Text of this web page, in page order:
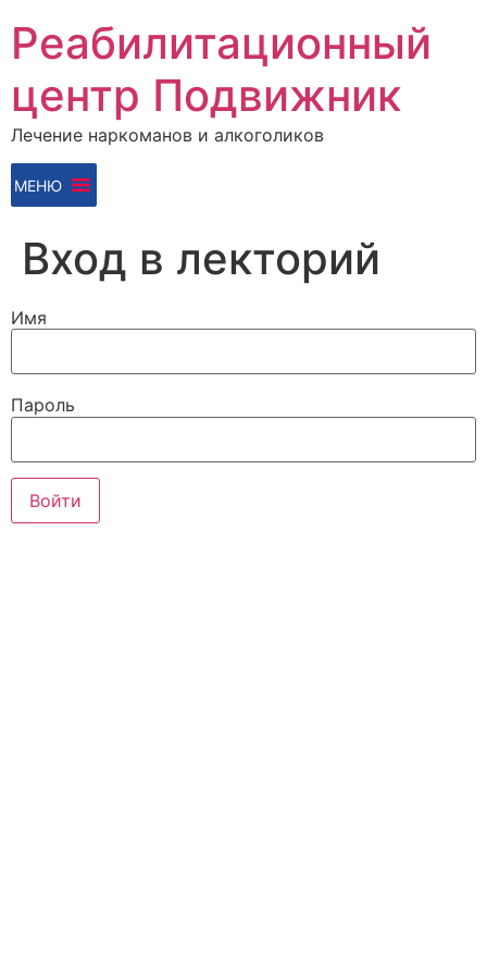
содержимому
Реабилитационный
центр Подвижник
Лечение наркоманов и алкоголиков
МЕНЮ
Вход в лекторий
Имя
Пароль
Войти